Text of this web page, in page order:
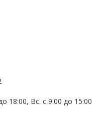
18:00, Вс. с 9:00 до 15:00